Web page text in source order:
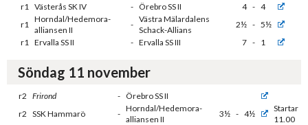
r1 Västerås SK IV - Örebro SS II 4 - 4
r1
Horndal/Hedemora-
alliansen II
-
Västra Mälardalens
Schack-Allians
2½ - 5½
r1 Ervalla SS II - Ervalla SS III 7 - 1
Söndag 11 november
r2 Frirond - Örebro SS II
r2 SSK Hammarö -
Horndal/Hedemora-
alliansen II
3½ - 4½
Startar
11.00